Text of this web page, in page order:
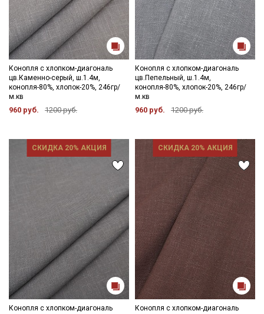
Конопля с хлопком-диагональ
цв.Каменно-серый, ш.1.4м,
конопля-80%, хлопок-20%, 246гр/
м.кв
960 руб. 1200 руб.
Конопля с хлопком-диагональ
цв.Пепельный, ш.1.4м,
конопля-80%, хлопок-20%, 246гр/
м.кв
960 руб. 1200 руб.
СКИДКА 20% АКЦИЯ
Конопля с хлопком-диагональ
СКИДКА 20% АКЦИЯ
Конопля с хлопком-диагональ